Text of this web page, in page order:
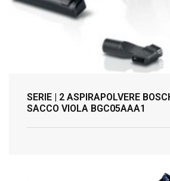
SERIE | 2 ASPIRAPOLVERE
SACCO VIOLA BGC05AAA1